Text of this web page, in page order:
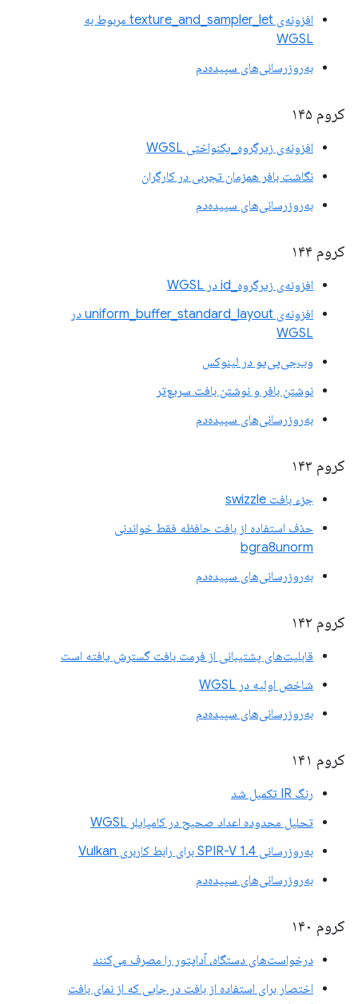
افزونه‌ی texture_and_sampler_let مربوط به
WGSL
به‌روزرسانی‌های سپیده‌دم
کروم ۱۴۵
افزونه‌ی زیرگروه_یکنواختی WGSL
نگاشت بافر همزمان تجربی در کارگران
به‌روزرسانی‌های سپیده‌دم
کروم ۱۴۴
افزونه‌ی زیرگروه_id در WGSL
افزونه‌ی uniform_buffer_standard_layout در
WGSL
وب‌جی‌پی‌یو در لینوکس
نوشتن بافر و نوشتن بافت سریع‌تر
به‌روزرسانی‌های سپیده‌دم
کروم ۱۴۳
جزء بافت swizzle
حذف استفاده از بافت حافظه فقط خواندنی
bgra8unorm
به‌روزرسانی‌های سپیده‌دم
کروم ۱۴۲
قابلیت‌های پشتیبانی از فرمت بافت گسترش یافته است
شاخص اولیه در WGSL
به‌روزرسانی‌های سپیده‌دم
کروم ۱۴۱
رنگ IR تکمیل شد
تحلیل محدوده اعداد صحیح در کامپایلر WGSL
به‌روزرسانی SPIR-V 1.4 برای رابط کاربری Vulkan
به‌روزرسانی‌های سپیده‌دم
کروم ۱۴۰
درخواست‌های دستگاه، آداپتور را مصرف می‌کنند
اختصار برای استفاده از بافت در جایی که از نمای بافت